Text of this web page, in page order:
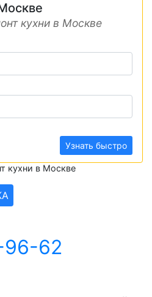
кухни в Москве
Узнать быстро
кухни в Москве
96-62